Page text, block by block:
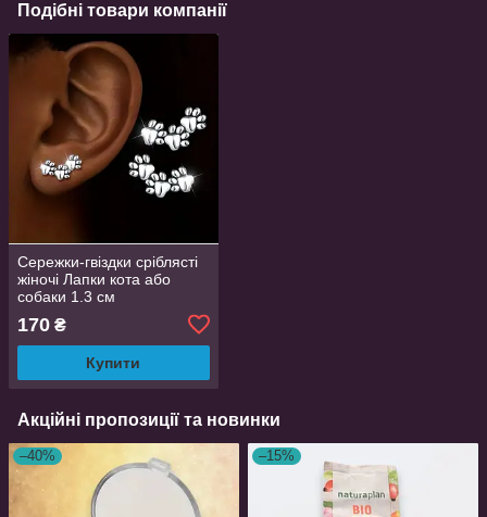
Подібні товари компанії
Сережки-гвіздки сріблясті
жіночі Лапки кота або
собаки 1.3 см
170 ₴
Купити
Акційні пропозиції та новинки
–40% –15%